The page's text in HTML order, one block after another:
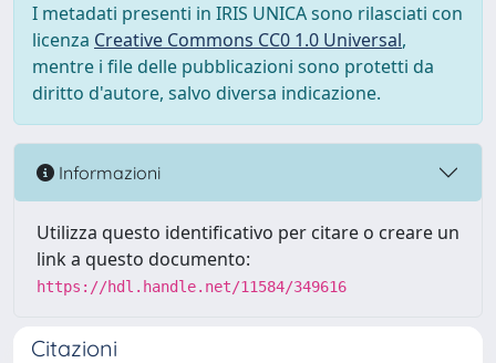
I metadati presenti in IRIS UNICA sono rilasciati con
licenza Creative Commons CC0 1.0 Universal,
mentre i file delle pubblicazioni sono protetti da
diritto d'autore, salvo diversa indicazione.
Informazioni
Utilizza questo identificativo per citare o creare un
link a questo documento:
https://hdl.handle.net/11584/349616
Citazioni